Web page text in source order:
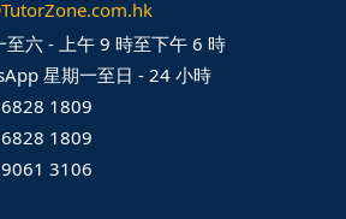
至六 - 上午 9 時至下午 6 時
星期一至日 - 24 小時
1809
1809
3106